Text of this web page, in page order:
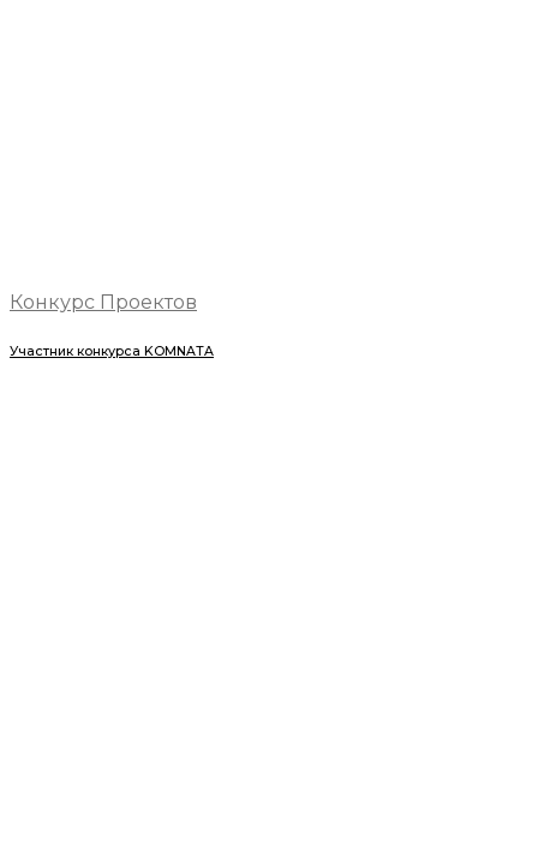
Конкурс Проектов
Участник конкурса KOMNATA